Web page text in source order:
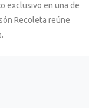
exclusivo en una de
Recoleta reúne